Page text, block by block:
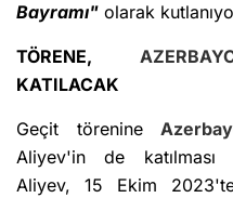
Bayramı" olarak
TÖRENE,
KATILACAK
Geçit törenine
Aliyev'in de katılması
Aliyev, 15 Ekim